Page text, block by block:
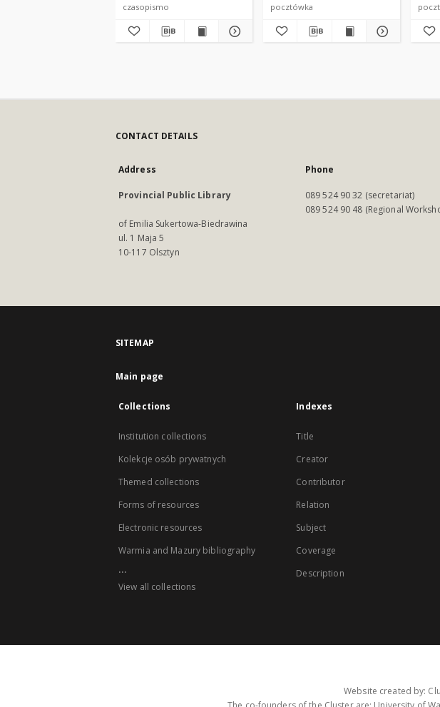
und Mitteldeutschland
1931/32 Jg. 4, Heft 5
czasopismo pocztówka
CONTACT DETAILS
Address
Provincial Public Library
of Emilia Sukertowa-Biedrawina
ul. 1 Maja 5
10-117 Olsztyn
Phone
089 524 90 32 (secretariat)
089 524 90 48 (Regional
SITEMAP
Main page
Collections
Institution collections
Kolekcje osób prywatnych
Themed collections
Forms of resources
Electronic resources
Warmia and Mazury bibliography
...
View all collections
Indexes
Title
Creator
Contributor
Relation
Subject
Coverage
Description
Website created by: